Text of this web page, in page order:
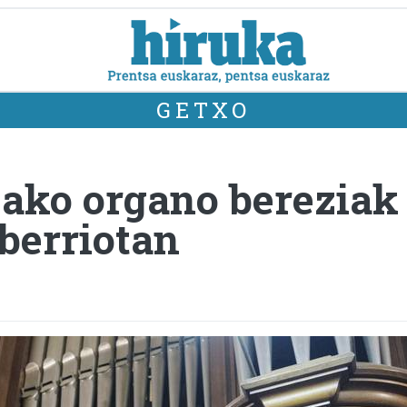
GETXO
organo